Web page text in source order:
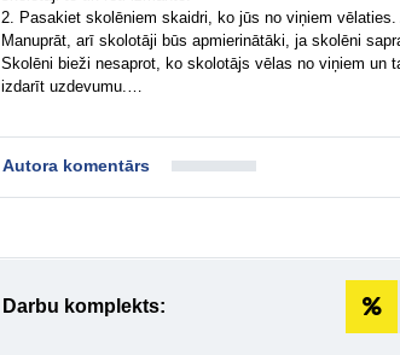
2. Pasakiet skolēniem skaidri, ko jūs no viņiem
Manuprāt, arī skolotāji būs apmierinātāki, ja skolēni
Skolēni bieži nesaprot, ko skolotājs vēlas no viņiem un
izdarīt uzdevumu.…
Autora komentārs
Darbu komplekts: